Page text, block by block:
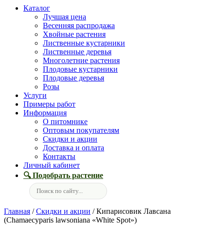
Каталог
Лучшая цена
Весенняя распродажа
Хвойные растения
Лиственные кустарники
Лиственные деревья
Многолетние растения
Плодовые кустарники
Плодовые деревья
Розы
Услуги
Примеры работ
Информация
О питомнике
Оптовым покупателям
Скидки и акции
Доставка и оплата
Контакты
Личный кабинет
🔍 Подобрать растение
Главная /Скидки и акции / Кипарисовик Лавсана
(Chamaecyparis lawsoniana «White Spot»)